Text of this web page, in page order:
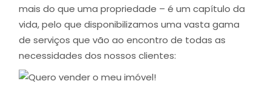
mais do que uma propriedade – é um capítulo da
vida, pelo que disponibilizamosuma vasta gama
de serviços que vão ao encontro de todas as
necessidades dos nossos clientes: